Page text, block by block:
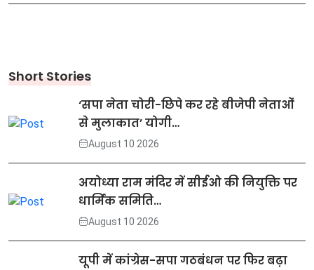
Short Stories
‘सपा नेता चोरी-छिपे कर रहे बीजेपी नेताओं
से मुलाकात’ योगी…
August 10 2026
अयोध्या राम मंदिर में सीईओ की नियुक्ति पर
धार्मिक समिति…
August 10 2026
यूपी में कांग्रेस-सपा गठबंधन पर फिर बढ़ा